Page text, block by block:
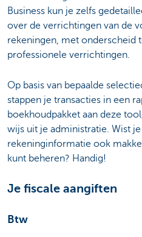
Business kun je zelfs
over de verrichtingen van de
rekeningen, met onderscheid
professionele verrichtingen.
Op basis van bepaalde
stappen je transacties in een
boekhoudpakket aan deze
wijs uit je administratie. Wist
rekeninginformatie ook
kunt beheren? Handig!
Je fiscale aangiften
Btw